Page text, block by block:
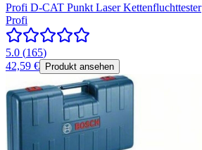
Profi D-CAT Punkt Laser Kettenfluchttester
Profi
5.0 (165)
42,59 €
Produkt ansehen